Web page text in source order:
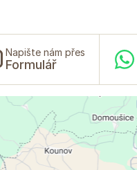
Napište nám přes
Formulář